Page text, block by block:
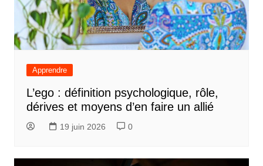
Apprendre
L’ego : définition psychologique, rôle,
dérives et moyens d’en faire un allié
19 juin 2026 0